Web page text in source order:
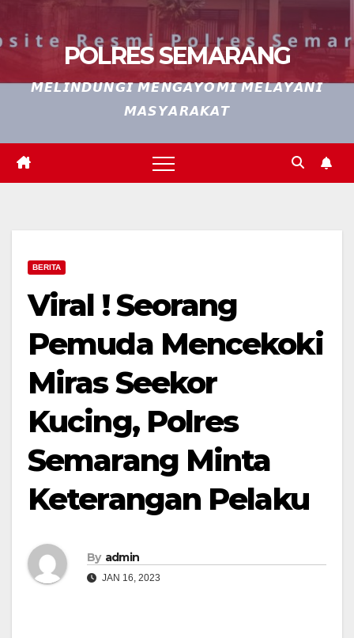
POLRES SEMARANG
𝙈𝙀𝙇𝙄𝙉𝘿𝙐𝙉𝙂𝙄 𝙈𝙀𝙉𝙂𝘼𝙔𝙊𝙈𝙄 𝙈𝙀𝙇𝘼𝙔𝘼𝙉𝙄
𝙈𝘼𝙎𝙔𝘼𝙍𝘼𝙆𝘼𝙏
BERITA
Viral ! Seorang
Pemuda Mencekoki
Miras Seekor
Kucing, Polres
Semarang Minta
Keterangan Pelaku
By admin
JAN 16, 2023